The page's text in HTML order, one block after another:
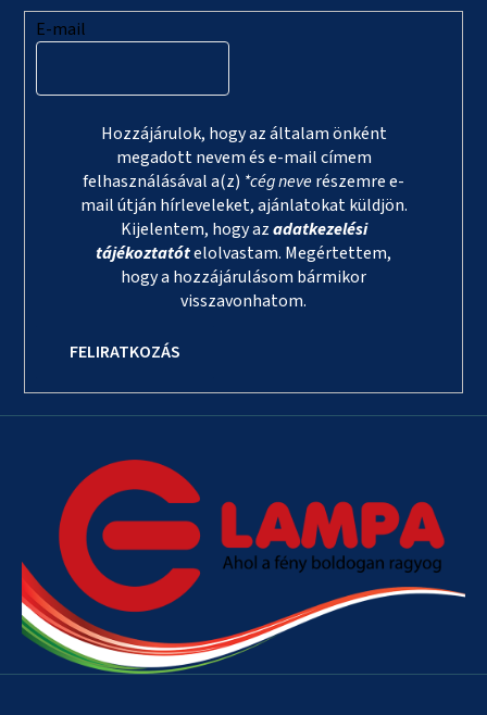
E-mail
Hozzájárulok, hogy az általam önként
megadott nevem és e-mail címem
felhasználásával a(z) *cég neverészemre e-
mail útján hírleveleket, ajánlatokat küldjön.
Kijelentem, hogy azadatkezelési
tájékoztatótelolvastam. Megértettem,
hogy a hozzájárulásom bármikor
visszavonhatom.
FELIRATKOZÁS